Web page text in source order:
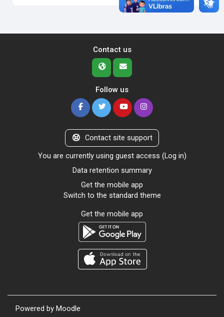
Contact us
Follow us
Contact site support
You are currently using guest access (Log in)
Data retention summary
Get the mobile app
Switch to the standard theme
Get the mobile app
Powered by Moodle